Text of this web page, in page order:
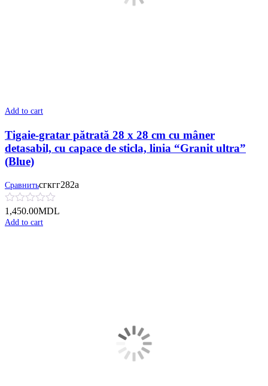
Add to cart
Tigaie-gratar pătrată 28 x 28 cm cu mâner
detasabil, cu сapace de sticla, linia “Granit ultra”
(Blue)
Сравнитьсгкгг282а
1,450.00MDL
Add to cart